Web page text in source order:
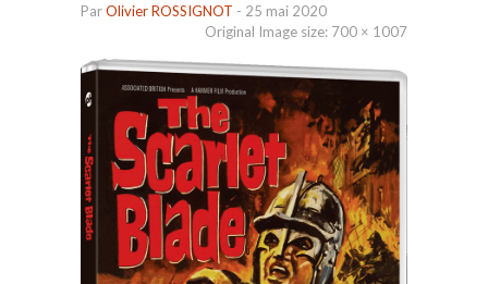
ParOlivier ROSSIGNOT - 25 mai 2020
Original Image size: 700 × 1007